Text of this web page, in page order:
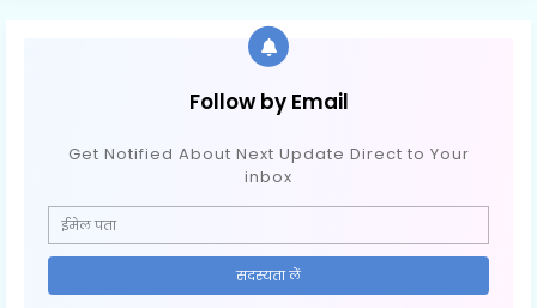
Follow by Email
Get Notified About Next Update Direct to Your
inbox